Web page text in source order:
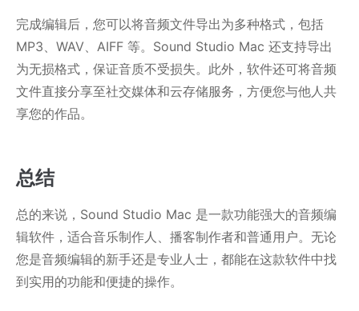
完成编辑后，您可以将音频文件导出为多种格式，包括
MP3、WAV、AIFF 等。Sound Studio Mac 还支持导出
为无损格式，保证音质不受损失。此外，软件还可将音频
文件直接分享至社交媒体和云存储服务，方便您与他人共
享您的作品。
总结
总的来说，Sound Studio Mac 是一款功能强大的音频编
辑软件，适合音乐制作人、播客制作者和普通用户。无论
您是音频编辑的新手还是专业人士，都能在这款软件中找
到实用的功能和便捷的操作。